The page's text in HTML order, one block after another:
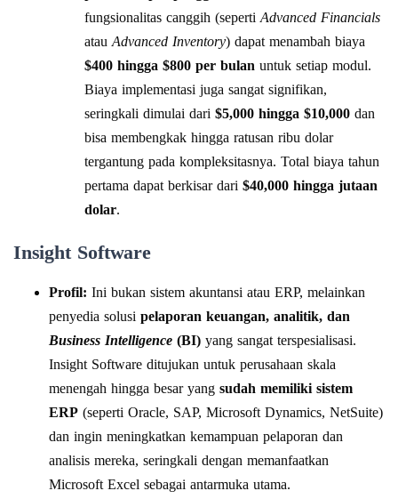
fungsionalitas canggih (seperti Advanced Financials
atau Advanced Inventory) dapat menambah biaya
$400 hingga $800 per bulan untuk setiap modul.
Biaya implementasi juga sangat signifikan,
seringkali dimulai dari $5,000 hingga $10,000 dan
bisa membengkak hingga ratusan ribu dolar
tergantung pada kompleksitasnya. Total biaya tahun
pertama dapat berkisar dari $40,000 hingga jutaan
dolar.
Insight Software
Profil: Ini bukan sistem akuntansi atau ERP, melainkan
penyedia solusi pelaporan keuangan, analitik, dan
Business Intelligence (BI) yang sangat terspesialisasi.
Insight Software ditujukan untuk perusahaan skala
menengah hingga besar yang sudah memiliki sistem
ERP (seperti Oracle, SAP, Microsoft Dynamics, NetSuite)
dan ingin meningkatkan kemampuan pelaporan dan
analisis mereka, seringkali dengan memanfaatkan
Microsoft Excel sebagai antarmuka utama.